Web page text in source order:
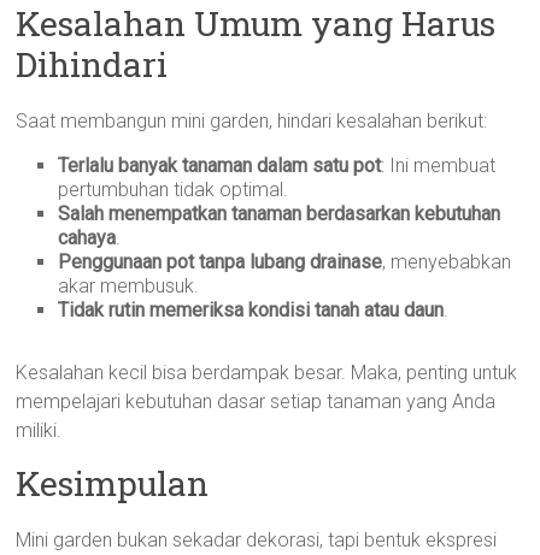
Kesalahan Umum yang Harus
Dihindari
Saat membangun mini garden, hindari kesalahan berikut:
Terlalu banyak tanaman dalam satu pot: Ini membuat
pertumbuhan tidak optimal.
Salah menempatkan tanaman berdasarkan kebutuhan
cahaya.
Penggunaan pot tanpa lubang drainase, menyebabkan
akar membusuk.
Tidak rutin memeriksa kondisi tanah atau daun.
Kesalahan kecil bisa berdampak besar. Maka, penting untuk
mempelajari kebutuhan dasar setiap tanaman yang Anda
miliki.
Kesimpulan
Mini garden bukan sekadar dekorasi, tapi bentuk ekspresi